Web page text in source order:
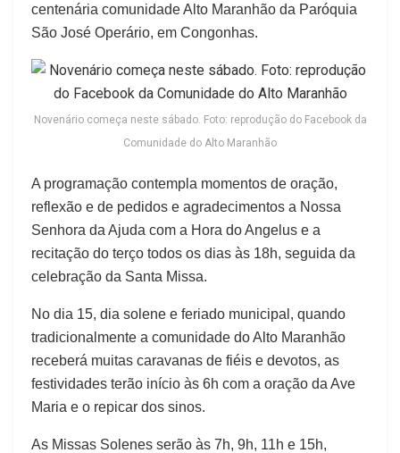
centenária comunidade Alto Maranhão da Paróquia
São José Operário, em Congonhas.
Novenário começa neste sábado. Foto: reprodução do Facebook da
Comunidade do Alto Maranhão
A programação contempla momentos de oração,
reflexão e de pedidos e agradecimentos a Nossa
Senhora da Ajuda com a Hora do Angelus e a
recitação do terço todos os dias às 18h, seguida da
celebração da Santa Missa.
No dia 15, dia solene e feriado municipal, quando
tradicionalmente a comunidade do Alto Maranhão
receberá muitas caravanas de fiéis e devotos, as
festividades terão início às 6h com a oração da Ave
Maria e o repicar dos sinos.
As Missas Solenes serão às 7h, 9h, 11h e 15h,